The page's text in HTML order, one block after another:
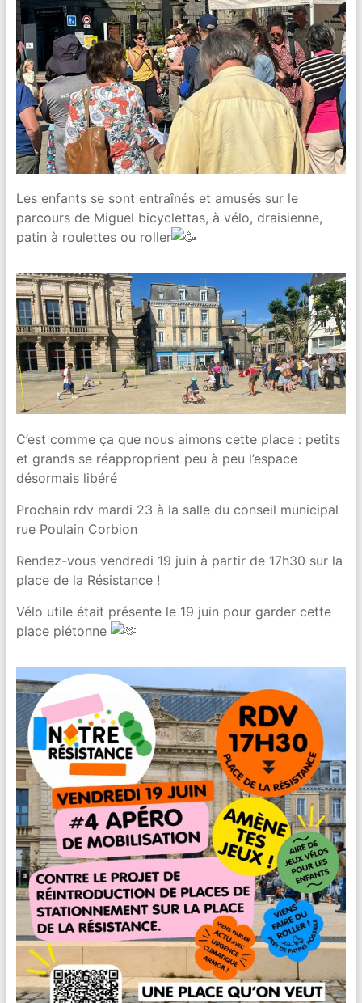
Les enfants se sont entraînés et amusés sur le
parcours de Miguel bicyclettas, à vélo, draisienne,
patin à roulettes ou roller
C’est comme ça que nous aimons cette place : petits
et grands se réapproprient peu à peu l’espace
désormais libéré
Prochain rdv mardi 23 à la salle du conseil municipal
rue Poulain Corbion
Rendez-vous vendredi 19 juin à partir de 17h30 sur la
place de la Résistance !
Vélo utile était présente le 19 juin pour garder cette
place piétonne